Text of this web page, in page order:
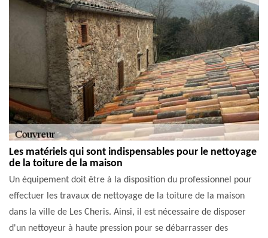
Les matériels qui sont indispensables pour le nettoyage
de la toiture de la maison
Un équipement doit être à la disposition du professionnel pour
effectuer les travaux de nettoyage de la toiture de la maison
dans la ville de Les Cheris. Ainsi, il est nécessaire de disposer
d'un nettoyeur à haute pression pour se débarrasser des